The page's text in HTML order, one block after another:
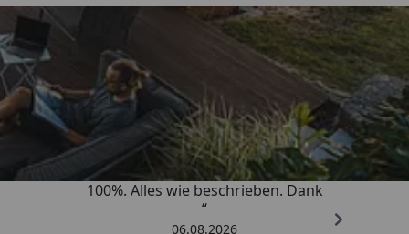
Trusted Shops
4,83/ 5
„Super schnell gelifert. Ware passt
100%. Alles wie beschrieben. Dank
“
06.08.2026